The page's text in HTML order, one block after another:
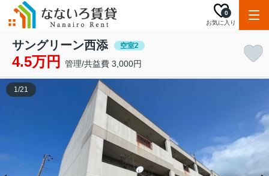
お気に入り
0
サングリーン西添 空室2
4.5万円 管理/共益費 3,000円
1/21